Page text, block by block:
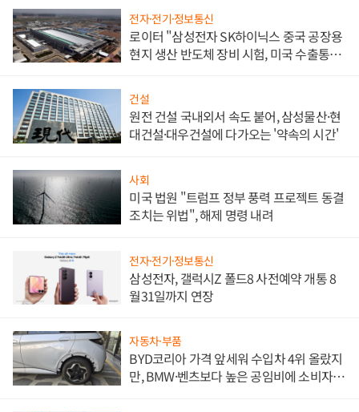
전자·전기·정보통신
로이터 "삼성전자 SK하이닉스 중국 공장용
현지 생산 반도체 장비 시험, 미국 수출통제
건설
원전 건설 국내외서 속도 붙어, 삼성물산·현
대건설·대우건설에 다가오는 '약속의 시간'
사회
미국 법원 "트럼프 정부 풍력 프로젝트 동결
조치는 위법", 해제 명령 내려
전자·전기·정보통신
삼성전자, 갤럭시Z 폴드8 사전예약 개통 8
월31일까지 연장
자동차·부품
BYD코리아 가격 앞세워 수입차 4위 올랐지
만, BMW·벤츠보다 높은 공임비에 소비자